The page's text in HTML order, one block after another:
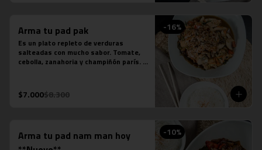
-16%
Arma tu pad pak
Es un plato repleto de verduras
salteadas con mucho sabor. Tomate,
cebolla, zanahoria y champiñón parís.
de pescado.
$7.000$8.300
-10%
Arma tu pad nam man hoy